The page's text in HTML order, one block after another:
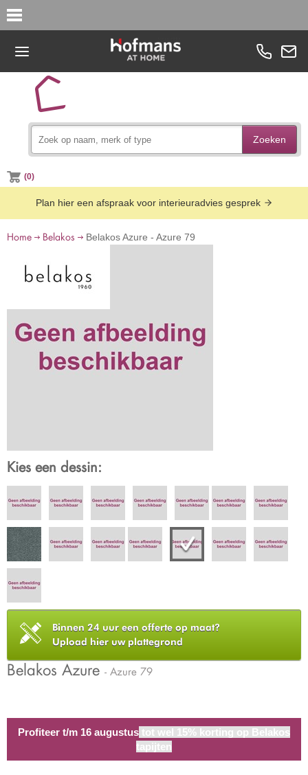
Zoeken
(0)
Plan hier een afspraak voor interieuradvies gesprek
Home Belakos Belakos Azure - Azure 79
Kies een dessin:
Binnen 24 uur een offerte op maat?
Upload hier uw plattegrond
Belakos Azure - Azure 79
Profiteer t/m 16 augustus tot wel 15% korting op Belakos
tapijten